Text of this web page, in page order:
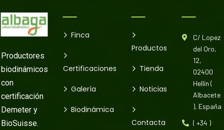
Productores
biodinámicos
con
certificación
Demeter y
BioSuisse.
Finca
Certificaciones
Galería
Biodinámica
Productos
Tienda
Noticias
Contacta
C/ Lopez
del Oro,
12,
02400
Hellín (
Albacete
), España
( +34 )